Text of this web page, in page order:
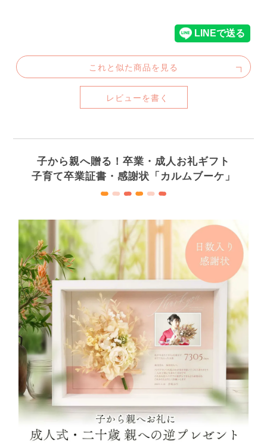
これと似た商品を見る
レビューを書く
子から親へ贈る！卒業・成人お礼ギフト
子育て卒業証書・感謝状「カルムブーケ」